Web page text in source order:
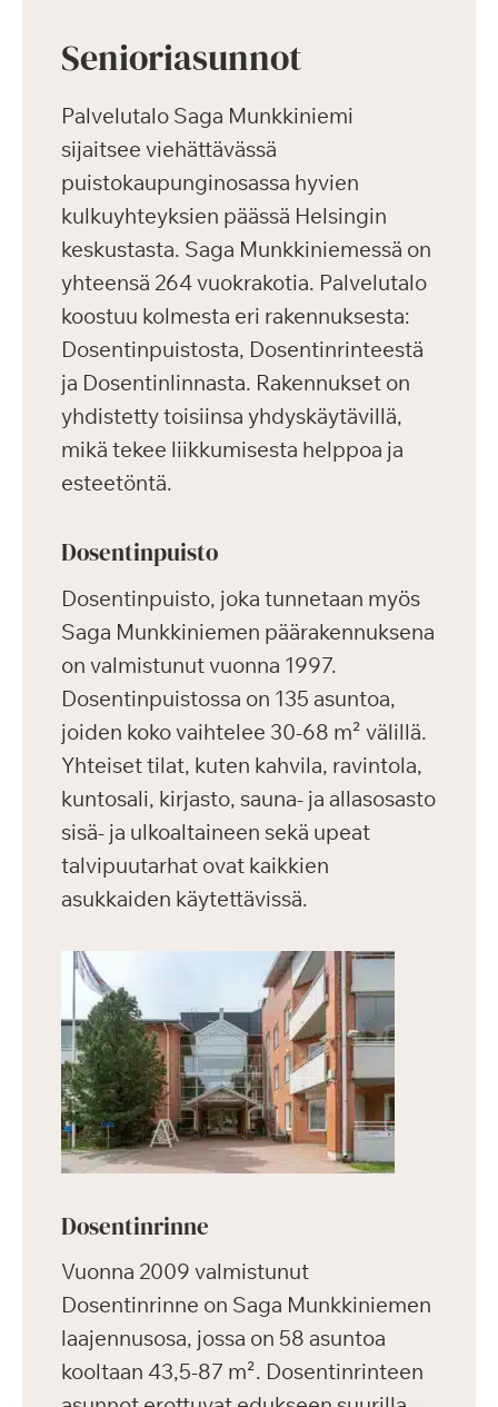
Senioriasunnot
Palvelutalo Saga Munkkiniemi
sijaitsee viehättävässä
puistokaupunginosassa hyvien
kulkuyhteyksien päässä Helsingin
keskustasta. Saga Munkkiniemessä on
yhteensä 264 vuokrakotia. Palvelutalo
koostuu kolmesta eri rakennuksesta:
Dosentinpuistosta, Dosentinrinteestä
ja Dosentinlinnasta. Rakennukset on
yhdistetty toisiinsa yhdyskäytävillä,
mikä tekee liikkumisesta helppoa ja
esteetöntä.
Dosentinpuisto
Dosentinpuisto, joka tunnetaan myös
Saga Munkkiniemen päärakennuksena
on valmistunut vuonna 1997.
Dosentinpuistossa on 135 asuntoa,
joiden koko vaihtelee 30-68 m² välillä.
Yhteiset tilat, kuten kahvila, ravintola,
kuntosali, kirjasto, sauna- ja allasosasto
sisä- ja ulkoaltaineen sekä upeat
talvipuutarhat ovat kaikkien
asukkaiden käytettävissä.
Dosentinrinne
Vuonna 2009 valmistunut
Dosentinrinne on Saga Munkkiniemen
laajennusosa, jossa on 58 asuntoa
kooltaan 43,5-87 m². Dosentinrinteen